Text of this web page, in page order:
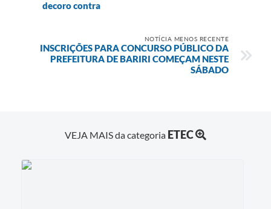
decoro contra
NOTÍCIA MENOS RECENTE
INSCRIÇÕES PARA CONCURSO PÚBLICO DA
PREFEITURA DE BARIRI COMEÇAM NESTE
SÁBADO
VEJA MAIS da categoria ETEC